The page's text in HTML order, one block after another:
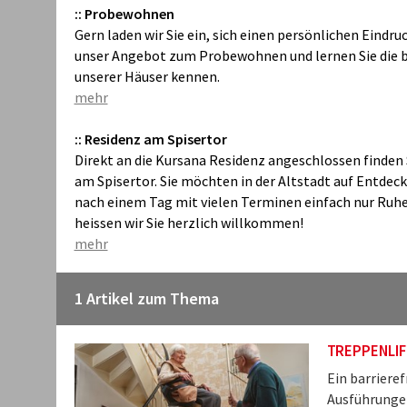
:: Probewohnen
Gern laden wir Sie ein, sich einen persönlichen
unser Angebot zum Probewohnen und lernen Sie die
unserer Häuser kennen.
mehr
:: Residenz am Spisertor
Direkt an die Kursana Residenz angeschlossen
am Spisertor. Sie möchten in der Altstadt auf
nach einem Tag mit vielen Terminen einfach nur
heissen wir Sie herzlich willkommen!
mehr
1 Artikel zum Thema
Ein